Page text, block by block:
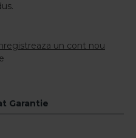
un cont nou
Garantie